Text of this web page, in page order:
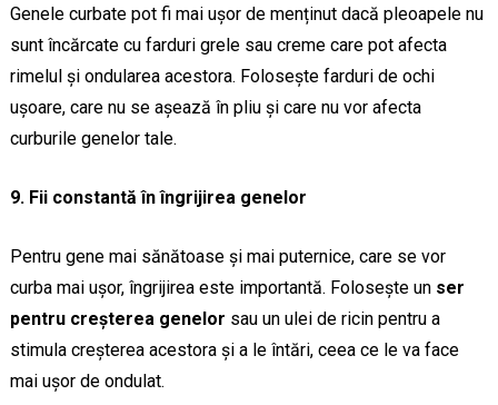
Genele curbate pot fi mai ușor de menținut dacă pleoapele nu
sunt încărcate cu farduri grele sau creme care pot afecta
rimelul și ondularea acestora. Folosește farduri de ochi
ușoare, care nu se așează în pliu și care nu vor afecta
curburile genelor tale.
9. Fii constantă în îngrijirea genelor
Pentru gene mai sănătoase și mai puternice, care se vor
curba mai ușor, îngrijirea este importantă. Folosește un ser
pentru creșterea genelor sau un ulei de ricin pentru a
stimula creșterea acestora și a le întări, ceea ce le va face
mai ușor de ondulat.